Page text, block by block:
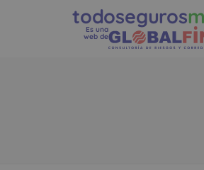
todoseguros
Es una
web de